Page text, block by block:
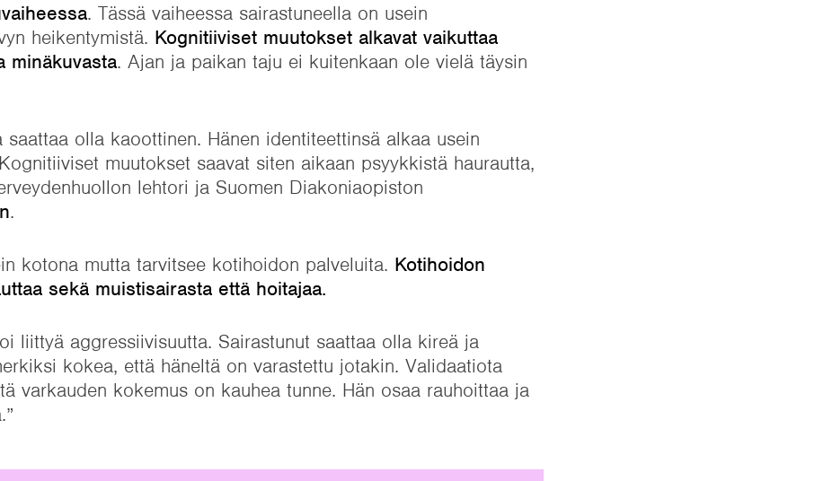
. Tässä vaiheessa sairastuneella on usein
heikentymistä. Kognitiiviset muutokset alkavat vaikuttaa
minäkuvasta. Ajan ja paikan taju ei kuitenkaan ole vielä täysin
saattaa olla kaoottinen. Hänen identiteettinsä alkaa usein
muutokset saavat siten aikaan psyykkistä haurautta,
lehtori ja Suomen Diakoniaopiston
.
kotona mutta tarvitsee kotihoidon palveluita. Kotihoidon
sekä muistisairasta että hoitajaa.
liittyä aggressiivisuutta. Sairastunut saattaa olla kireä ja
kokea, että häneltä on varastettu jotakin. Validaatiota
varkauden kokemus on kauhea tunne. Hän osaa rauhoittaa ja